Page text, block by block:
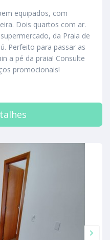
equipados, com
Dois quartos com ar.
da Praia de
Perfeito para passar as
a pé da praia! Consulte
promocionais!